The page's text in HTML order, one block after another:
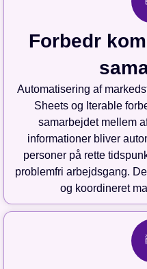
Forbedr
Automatisering af
Sheets og Iterable
samarbejdet mellem
informationer bliver
personer på rette
problemfri arbejdsgang.
og koordineret